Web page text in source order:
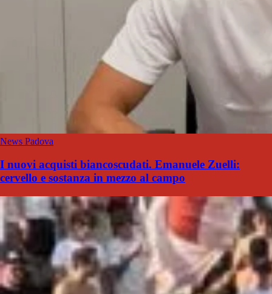
News Padova
I nuovi acquisti biancoscudati. Emanuele Zuelli:
cervello e sostanza in mezzo al campo